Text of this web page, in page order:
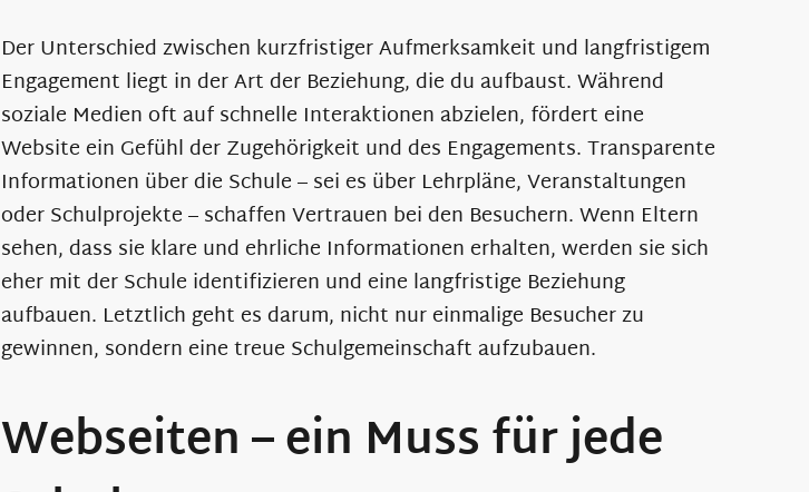
Der Unterschied zwischen kurzfristiger Aufmerksamkeit und langfristigem
Engagement liegt in der Art der Beziehung, die du aufbaust. Während
soziale Medien oft auf schnelle Interaktionen abzielen, fördert eine
Website ein Gefühl der Zugehörigkeit und des Engagements. Transparente
Informationen über die Schule – sei es über Lehrpläne, Veranstaltungen
oder Schulprojekte – schaffen Vertrauen bei den Besuchern. Wenn Eltern
sehen, dass sie klare und ehrliche Informationen erhalten, werden sie sich
eher mit der Schule identifizieren und eine langfristige Beziehung
aufbauen. Letztlich geht es darum, nicht nur einmalige Besucher zu
gewinnen, sondern eine treue Schulgemeinschaft aufzubauen.
Webseiten – ein Muss für jede